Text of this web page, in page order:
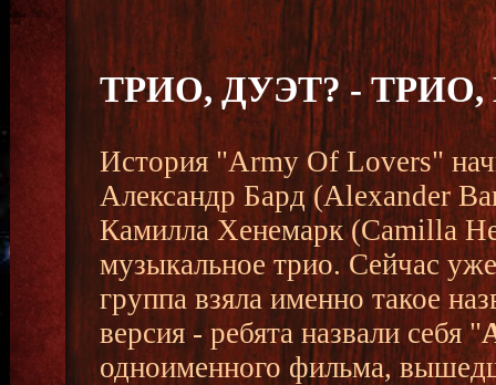
ТРИО, ДУЭТ? -
История "Army Of Lovers"
Александр Бард (Alexander
Камилла Хенемарк (Camilla
музыкальное трио. Сейчас
группа взяла именно такое
версия - ребята назвали себя "
одноименного фильма,